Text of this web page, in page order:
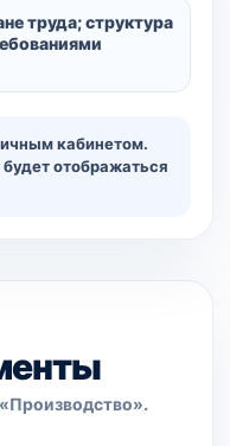
труда; структура
кабинетом.
отображаться